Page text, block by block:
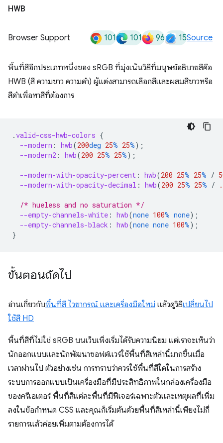
HWB
Browser Support 101 101 96 15Source
พื้นที่สีอีกประเภทหนึ่งของ sRGB ที่มุ่งเน้นวิธีที่มนุษย์อธิบายสีคือ
HWB (สี ความขาว ความดำ) ผู้แต่งสามารถเลือกสีและผสมสีขาวหรือ
สีดําเพื่อหาสีที่ต้องการ
.valid-css-hwb-colors {
--modern : hwb(200deg 25% 25%);
--modern2 : hwb(200 25% 25%);
--modern-with-opacity-percent : hwb(200 25% 25% /
--modern-with-opacity-decimal : hwb(200 25% 25% /
/* hueless and no saturation */
--empty-channels-white : hwb(none 100% none);
--empty-channels-black : hwb(none none 100%);
}
ขั้นตอนถัดไป
อ่านเกี่ยวกับพื้นที่สี ไวยากรณ์ และเครื่องมือใหม่ แล้วดูวิธีเปลี่ยนไป
ใช้สี HD
พื้นที่สีที่ไม่ใช่ sRGB บนเว็บเพิ่งเริ่มได้รับความนิยม แต่เราจะเห็นว่า
นักออกแบบและนักพัฒนาซอฟต์แวร์ใช้พื้นที่สีเหล่านี้มากขึ้นเมื่อ
เวลาผ่านไป ตัวอย่างเช่น การทราบว่าควรใช้พื้นที่สีใดในการสร้าง
ระบบการออกแบบเป็นเครื่องมือที่มีประสิทธิภาพในกล่องเครื่องมือ
ของครีเอเตอร์ พื้นที่สีแต่ละพื้นที่มีฟีเจอร์เฉพาะตัวและเหตุผลที่เพิ่ม
ลงในข้อกำหนด CSS และคุณก็เริ่มต้นด้วยพื้นที่สีเหล่านี้เพียงไม่กี่
รายการแล้วค่อยเพิ่มตามต้องการได้